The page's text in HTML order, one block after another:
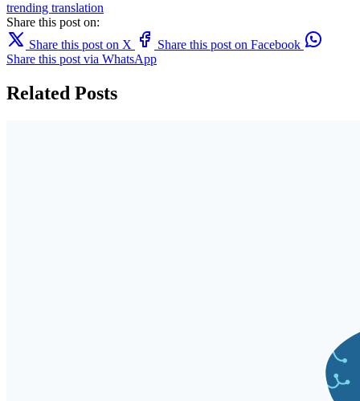
trending translation
Share this post on:
Share this post on X
Share this post on Facebook
Share this post via WhatsApp
Related Posts